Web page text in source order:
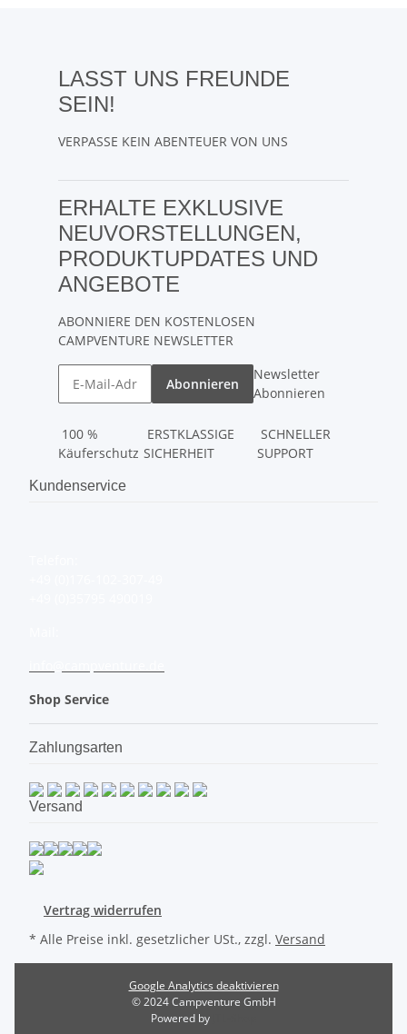
LASST UNS FREUNDE
SEIN!
VERPASSE KEIN ABENTEUER VON UNS
ERHALTE EXKLUSIVE
NEUVORSTELLUNGEN,
PRODUKTUPDATES UND
ANGEBOTE
ABONNIERE DEN KOSTENLOSEN
CAMPVENTURE NEWSLETTER
Abonnieren
Newsletter
Abonnieren
100 %
Käuferschutz
ERSTKLASSIGE
SICHERHEIT
SCHNELLER
SUPPORT
Kundenservice
Shop Service
Zahlungsarten
Versand
Vertrag widerrufen
* Alle Preise inkl. gesetzlicher USt., zzgl. Versand
Google Analytics deaktivieren
© 2024 Campventure GmbH
Powered by